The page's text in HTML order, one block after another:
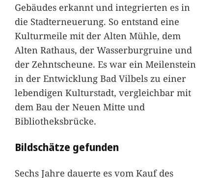
Gebäudes erkannt und integrierten es in
die Stadterneuerung. So entstand eine
Kulturmeile mit der Alten Mühle, dem
Alten Rathaus, der Wasserburgruine und
der Zehntscheune. Es war ein Meilenstein
in der Entwicklung Bad Vilbels zu einer
lebendigen Kulturstadt, vergleichbar mit
dem Bau der Neuen Mitte und
Bibliotheksbrücke.
Bildschätze gefunden
Sechs Jahre dauerte es vom Kauf des